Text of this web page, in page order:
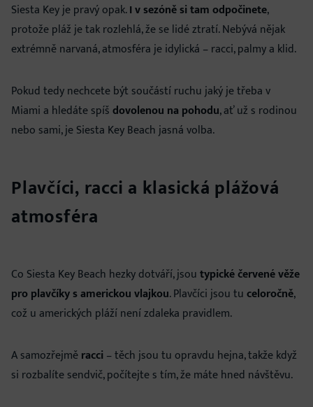
Siesta Key je pravý opak.I v sezóně si tam odpočinete,
protože pláž je tak rozlehlá, že se lidé ztratí. Nebývá nějak
extrémně narvaná, atmosféra je idylická – racci, palmy a klid.
Pokud tedy nechcete být součástí ruchu jaký je třeba v
Miami a hledáte spíšdovolenou na pohodu, ať už s rodinou
nebo sami, je Siesta Key Beach jasná volba.
Plavčíci, racci a klasická plážová
atmosféra
Co Siesta Key Beach hezky dotváří, jsoutypické červené věže
pro plavčíky s americkou vlajkou. Plavčíci jsou tuceloročně,
což u amerických pláží není zdaleka pravidlem.
A samozřejměracci – těch jsou tu opravdu hejna, takže když
si rozbalíte sendvič, počítejte s tím, že máte hned návštěvu.